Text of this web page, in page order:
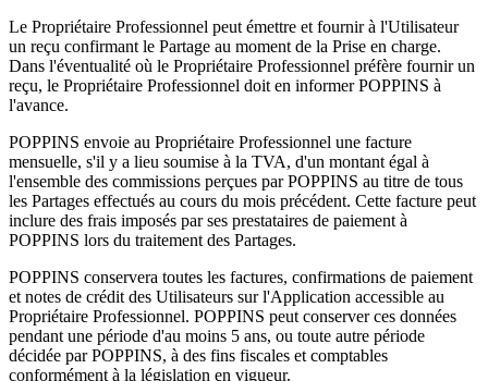
Le Propriétaire Professionnel peut émettre et fournir à l'Utilisateur
un reçu confirmant le Partage au moment de la Prise en charge.
Dans l'éventualité où le Propriétaire Professionnel préfère fournir un
reçu, le Propriétaire Professionnel doit en informer POPPINS à
l'avance.
POPPINS envoie au Propriétaire Professionnel une facture
mensuelle, s'il y a lieu soumise à la TVA, d'un montant égal à
l'ensemble des commissions perçues par POPPINS au titre de tous
les Partages effectués au cours du mois précédent. Cette facture peut
inclure des frais imposés par ses prestataires de paiement à
POPPINS lors du traitement des Partages.
POPPINS conservera toutes les factures, confirmations de paiement
et notes de crédit des Utilisateurs sur l'Application accessible au
Propriétaire Professionnel. POPPINS peut conserver ces données
pendant une période d'au moins 5 ans, ou toute autre période
décidée par POPPINS, à des fins fiscales et comptables
conformément à la législation en vigueur.